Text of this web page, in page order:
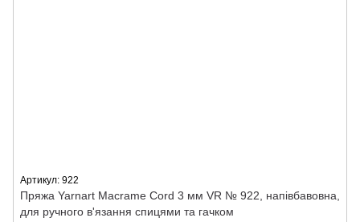
Артикул: 922
Пряжа Yarnart Macrame Cord 3 мм VR № 922, напівбавовна,
для ручного в'язання спицями та гачком